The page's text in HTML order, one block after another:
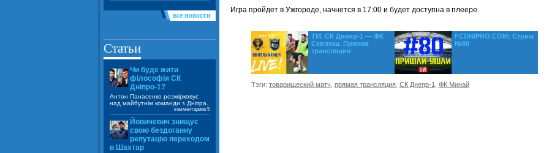
Игра пройдет в Ужгороде, начнется в 17:00 и будет доступна в плеере.
ТМ. СК Днепр-1 — ФК
Севлюш. Прямая
трансляция
FCDNIPRO.COM: Стрим
№80
Тэги: товарищеский матч прямая трансляция, СК Днепр-1 ФК Минай
все новости
Статьи
Чи буде жити
філософія СК
Дніпро-1?
Антон Панасенко розмірковує
над майбутнім команди з Дніпра.
комментариев 5
Йовичевич знищує
свою бездоганну
репутацію переходом
в Шахтар